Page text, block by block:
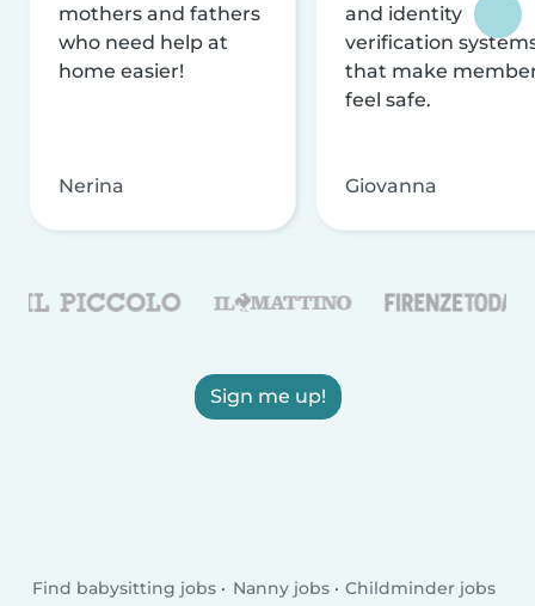
mothers and fathers
who need help at
home easier!
Nerina
and identity
verification
that make
feel safe.
Giovanna
Sign me up!
Find babysitting jobs Nanny jobs Childminder jobs